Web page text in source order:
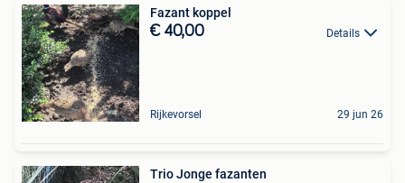
Fazant koppel
€ 40,00 Details
Rijkevorsel 29 jun 26
Trio Jonge fazanten